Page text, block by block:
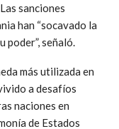
sanciones
han “socavado la
señaló.
más utilizada en
a desafíos
naciones en
de Estados